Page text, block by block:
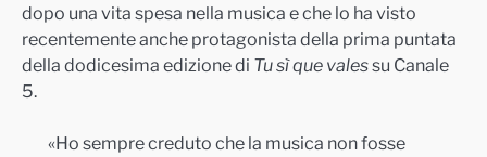
dopo una vita spesa nella musica e che lo ha visto
recentemente anche protagonista della prima puntata
della dodicesima edizione di Tu sì que valessu Canale
5.
«Ho sempre creduto che la musica non fosse